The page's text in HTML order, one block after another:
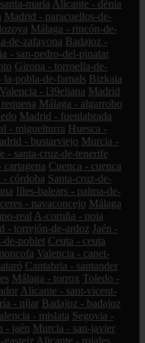
maría Alicante - dénia
Madrid - paracuellos-de-
Málaga - rincón-de-
de-zafayona Badajoz -
- san-pedro-del-pinatar
Girona - torroella-de-
la-pobla-de-farnals Bizkaia
Valencia - l39eliana Madrid
Málaga - algarrobo
Madrid - fuenlabrada
- miguelturra Huesca -
- bustarviejo Murcia -
- santa-cruz-de-tenerife
Cuenca - cuenca
- córdoba Santa-cruz-de-
Illes-balears - palma-de-
- navaconcejo Málaga
real A-coruña - noia
- torrejón-de-ardoz Jaén -
de-poblet Ceuta - ceuta
Valencia - canet-
Cantabria - santander
Málaga - torrox Toledo -
Alicante - sant-vicent-
- níjar Badajoz - badajoz
- mislata Segovia -
- jaén Murcia - san-javier
gasteiz Alicante - rojales